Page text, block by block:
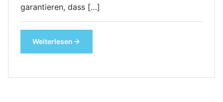
garantieren, dass […]
Weiterlesen